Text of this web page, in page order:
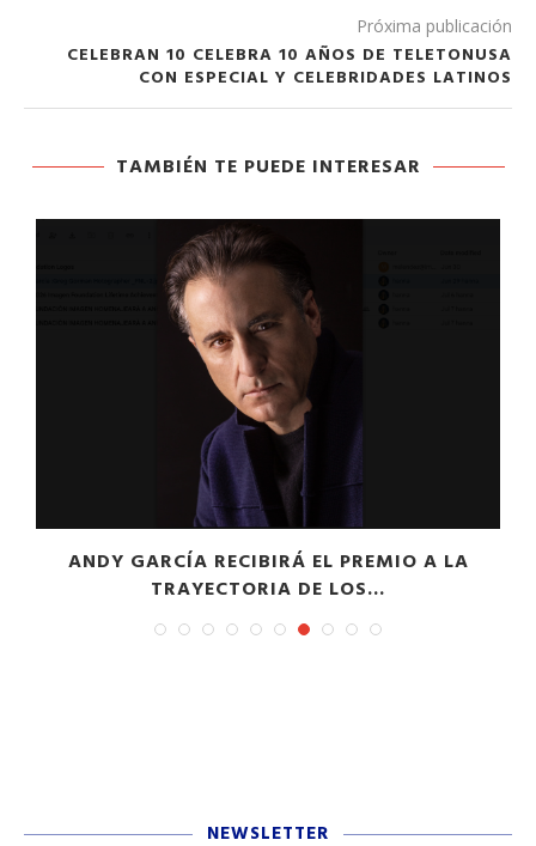
Próxima publicación
CELEBRAN 10 CELEBRA 10 AÑOS DE TELETONUSA
CON ESPECIAL Y CELEBRIDADES LATINOS
TAMBIÉN TE PUEDE INTERESAR
ANDY GARCÍA RECIBIRÁ EL PREMIO A LA
TRAYECTORIA DE LOS...
NEWSLETTER